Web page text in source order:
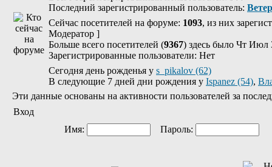
Последний зарегистрированный пользователь: Ветер
Сейчас посетителей на форуме: 1093, из них
Модератор ]
Больше всего посетителей (9367) здесь было Чт Июл
Зарегистрированные пользователи: Нет
Сегодня день рожденья у s_pikalov (62)
В следующие 7 дней дни рождения у Ispanez (54),
Эти данные основаны на активности пользователей за
Вход
Имя:
Пароль: